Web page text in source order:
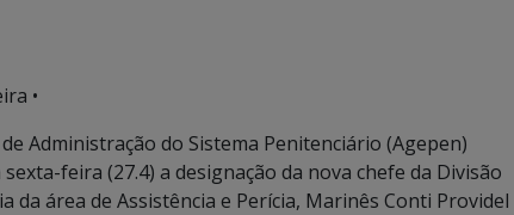
•
Administração do Sistema Penitenciário (Agepen)
feira (27.4) a designação da nova chefe da Divisão
da área de Assistência e Perícia, Marinês Conti Providel